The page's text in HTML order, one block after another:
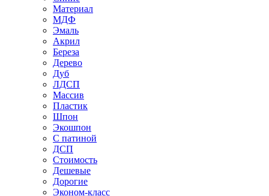
Материал
МДФ
Эмаль
Акрил
Береза
Дерево
Дуб
ЛДСП
Массив
Пластик
Шпон
Экошпон
С патиной
ДСП
Стоимость
Дешевые
Дорогие
Эконом-класс